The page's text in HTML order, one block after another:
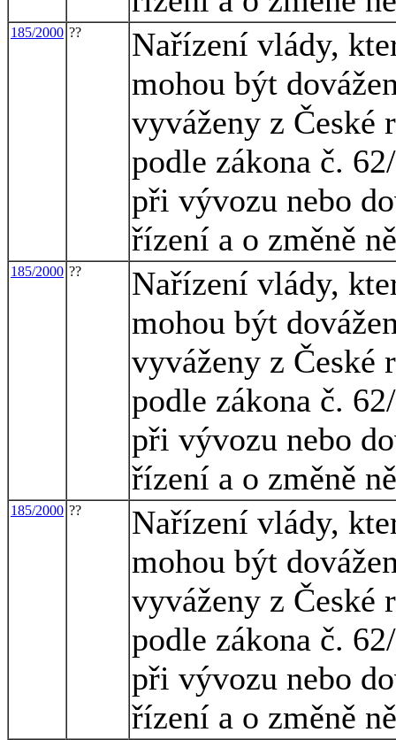
185/2000 ??
Nařízení vlády,
mohou být
vyváženy z České
podle zákona č.
při vývozu nebo
řízení a o změně
185/2000 ??
Nařízení vlády,
mohou být
vyváženy z České
podle zákona č.
při vývozu nebo
řízení a o změně
185/2000 ??
Nařízení vlády,
mohou být
vyváženy z České
podle zákona č.
při vývozu nebo
řízení a o změně